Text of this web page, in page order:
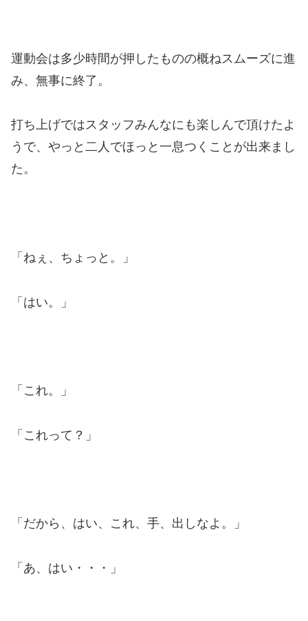
運動会は多少時間が押したものの概ねスムーズに進
み、無事に終了。
打ち上げではスタッフみんなにも楽しんで頂けたよ
うで、やっと二人でほっと一息つくことが出来まし
た。
「ねぇ、ちょっと。」
「はい。」
「これ。」
「これって？」
「だから、はい、これ、手、出しなよ。」
「あ、はい・・・」